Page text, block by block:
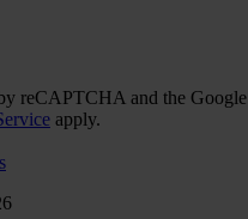
reCAPTCHA and the Google
apply.